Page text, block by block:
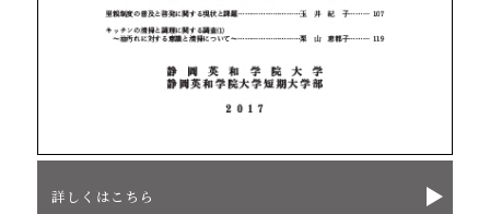
詳しくはこちら